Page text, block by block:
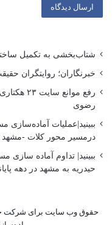
شتاب‌بخشی به تکمیل
خبرنگاران؛ روایتگران
رفع
رضوی
ببینید|عملیات آماده‌سازی
درمسیر محور کلات -مشهد
ببینید| تداوم آماده سازی
حیدریه به مشهد در دهه
حقوق وب سایت برای شرکت